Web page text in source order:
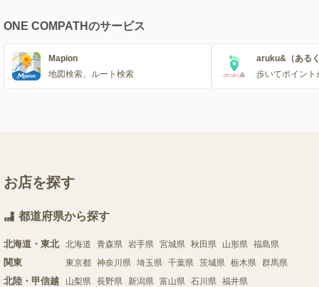
ONE COMPATHのサービス
Mapion
地図検索、ルート検索
aruku&（ある
歩いてポイント
お店を探す
都道府県から探す
北海道・東北 北海道 青森県 岩手県 宮城県 秋田県 山形県 福島県
関東 東京都 神奈川県 埼玉県 千葉県 茨城県 栃木県 群馬県
北陸・甲信越 山梨県 長野県 新潟県 富山県 石川県 福井県